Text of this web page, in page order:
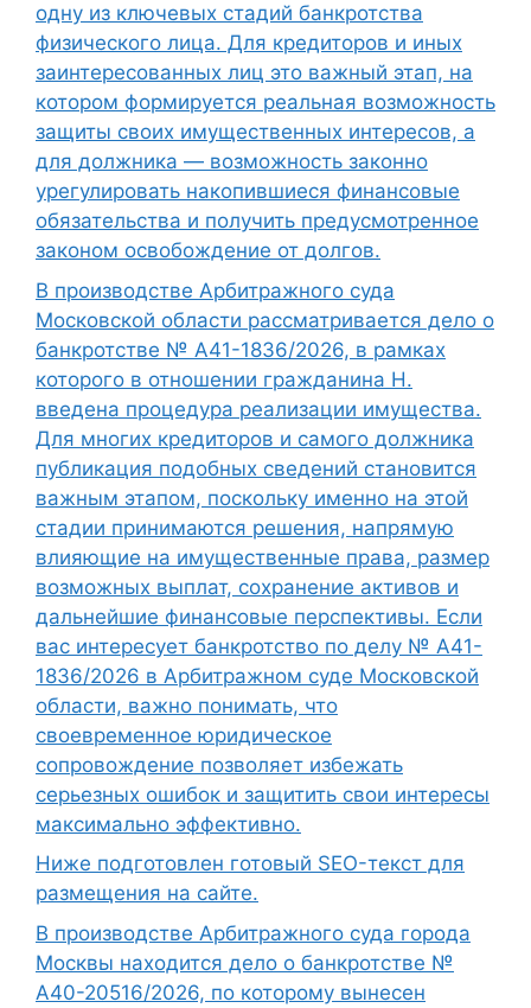
одну из ключевых стадий банкротства
физического лица. Для кредиторов и иных
заинтересованных лиц это важный этап, на
котором формируется реальная возможность
защиты своих имущественных интересов, а
для должника — возможность законно
урегулировать накопившиеся финансовые
обязательства и получить предусмотренное
законом освобождение от долгов.
В производстве Арбитражного суда
Московской области рассматривается дело о
банкротстве № А41-1836/2026, в рамках
которого в отношении гражданина Н.
введена процедура реализации имущества.
Для многих кредиторов и самого должника
публикация подобных сведений становится
важным этапом, поскольку именно на этой
стадии принимаются решения, напрямую
влияющие на имущественные права, размер
возможных выплат, сохранение активов и
дальнейшие финансовые перспективы. Если
вас интересует банкротство по делу № А41-
1836/2026 в Арбитражном суде Московской
области, важно понимать, что
своевременное юридическое
сопровождение позволяет избежать
серьезных ошибок и защитить свои интересы
максимально эффективно.
Ниже подготовлен готовый SEO-текст для
размещения на сайте.
В производстве Арбитражного суда города
Москвы находится дело о банкротстве №
А40-20516/2026, по которому вынесен